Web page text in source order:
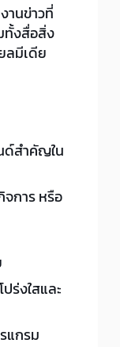
านข่าวที่
ทั้งสื่อสิ่ง
ลมีเดีย
ด์สำคัญใน
จการ หรือ
ร่งใสและ
แกรม